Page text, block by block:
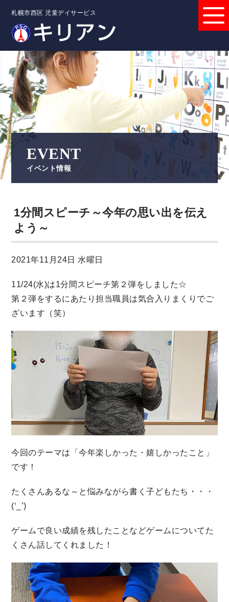
札幌市西区 児童デイサービス
EVENT
イベント情報
1分間スピーチ～今年の思い出を伝え
よう～
2021年11月24日 水曜日
11/24(水)は1分間スピーチ第２弾をしました☆
第２弾をするにあたり担当職員は気合入りまくりでご
ざいます（笑）
今回のテーマは「今年楽しかった・嬉しかったこと」
です！
たくさんあるな～と悩みながら書く子どもたち・・・
(‘_’)
ゲームで良い成績を残したことなどゲームについてた
くさん話してくれました！